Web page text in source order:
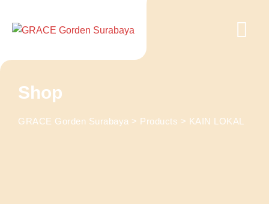
content
Shop
GRACE Gorden Surabaya > Products > KAIN LOKAL